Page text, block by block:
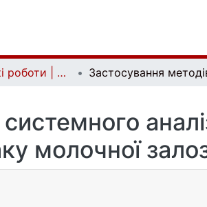
Магістерські роботи | Master's theses
молочної